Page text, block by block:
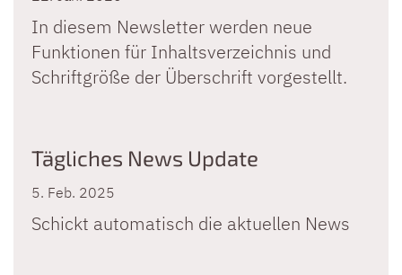
In diesem Newsletter werden neue
Funktionen für Inhaltsverzeichnis und
Schriftgröße der Überschrift vorgestellt.
Tägliches News Update
5. Feb. 2025
Schickt automatisch die aktuellen News